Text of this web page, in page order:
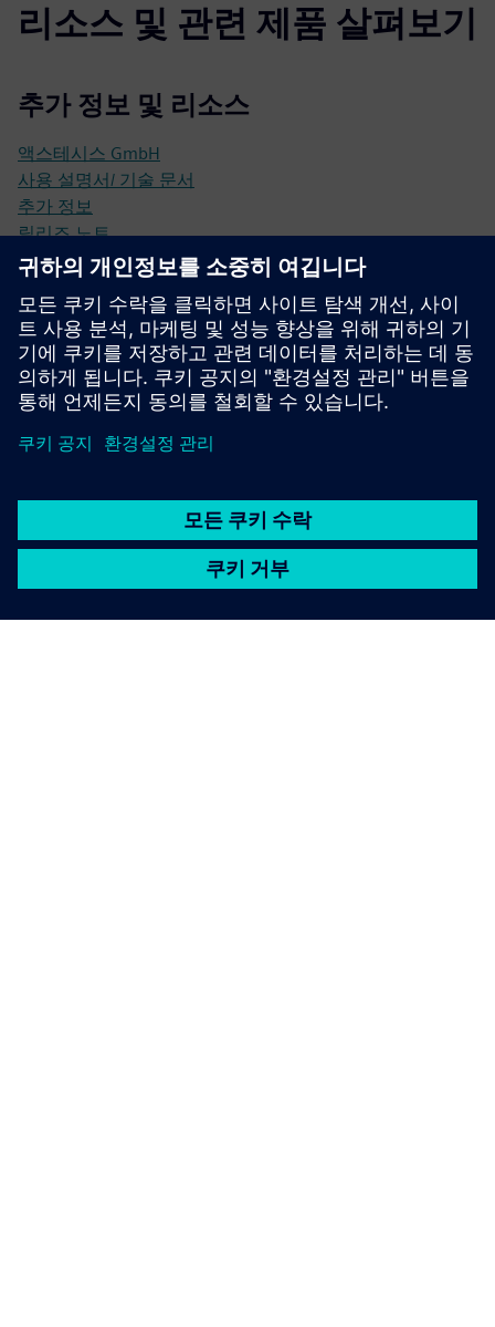
리소스 및 관련 제품 살펴보기
추가 정보 및 리소스
액스테시스 GmbH
사용 설명서/ 기술 문서
추가 정보
릴리즈 노트
선행 조건
Industrial Edge Hub Access
Common Configurator (커넥터 구성에 필요)